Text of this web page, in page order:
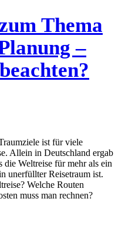
Thema
–
ist für viele
Allein in Deutschland ergab
die Weltreise für mehr als ein
unerfüllter Reisetraum ist.
Welche Routen
muss man rechnen?